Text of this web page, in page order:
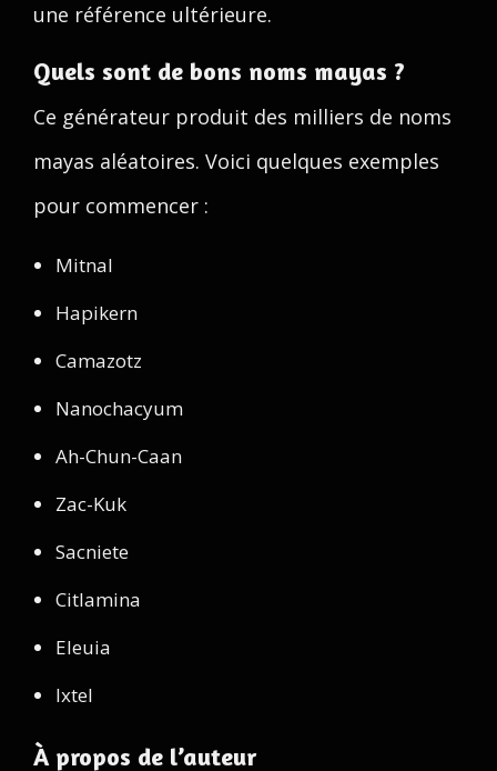
une référence ultérieure.
Quels sont de bons noms mayas ?
Ce générateur produit des milliers de noms
mayas aléatoires. Voici quelques exemples
pour commencer :
Mitnal
Hapikern
Camazotz
Nanochacyum
Ah-Chun-Caan
Zac-Kuk
Sacniete
Citlamina
Eleuia
Ixtel
À propos de l’auteur